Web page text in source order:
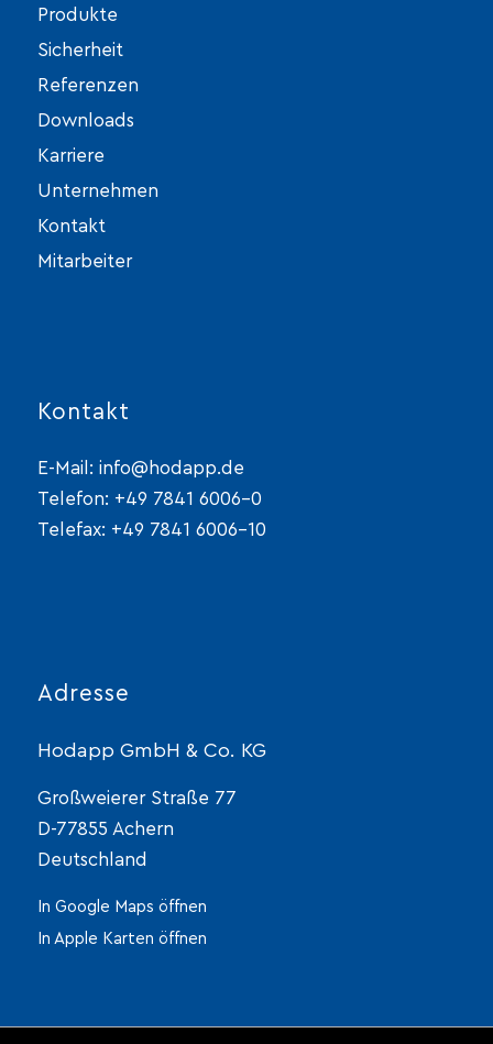
Produkte
Sicherheit
Referenzen
Downloads
Karriere
Unternehmen
Kontakt
Mitarbeiter
Kontakt
E-Mail: info@hodapp.de
Telefon: +49 7841 6006-0
Telefax: +49 7841 6006-10
Adresse
Hodapp GmbH & Co. KG
Großweierer Straße 77
D-77855 Achern
Deutschland
In Google Maps öffnen
In Apple Karten öffnen